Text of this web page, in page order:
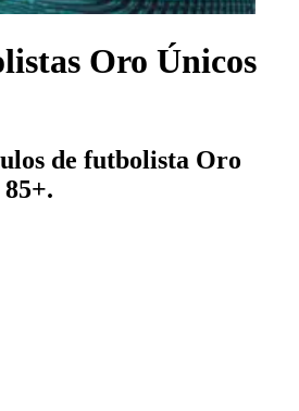
Oro Únicos
de futbolista Oro